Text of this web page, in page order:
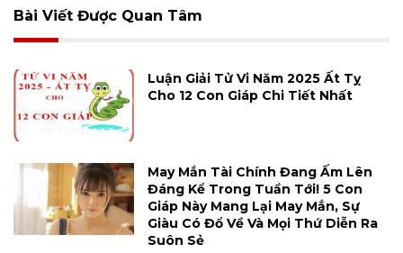
Bài Viết Được Quan Tâm
Luận Giải Tử Vi Năm 2025 Ất Tỵ
Cho 12 Con Giáp Chi Tiết Nhất
May Mắn Tài Chính Đang Ấm Lên
Đáng Kể Trong Tuần Tới! 5 Con
Giáp Này Mang Lại May Mắn, Sự
Giàu Có Đổ Về Và Mọi Thứ Diễn Ra
Suôn Sẻ